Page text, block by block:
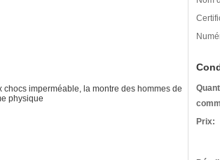
Prix: